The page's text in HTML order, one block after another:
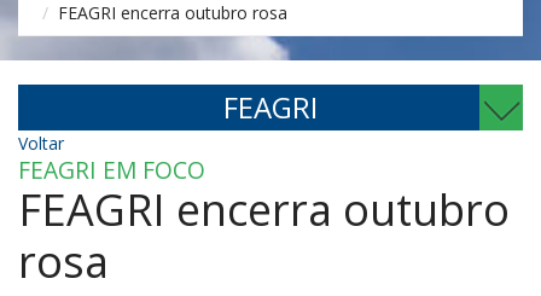
FEAGRI encerra outubro rosa
FEAGRI
Voltar
FEAGRI EM FOCO
FEAGRI encerra outubro
rosa